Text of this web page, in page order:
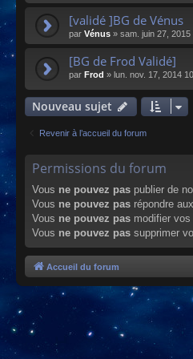
[validé ]BG de Vénus
par Vénus » sam. juin 27, 2015
[BG de Frod Validé]
par Frod » lun. nov. 17, 2014
Nouveau sujet
Revenir à l’accueil du forum
Permissions du forum
Vous ne pouvez pas publier de
Vous ne pouvez pas répondre
Vous ne pouvez pas modifier
Vous ne pouvez pas supprimer
Accueil du forum